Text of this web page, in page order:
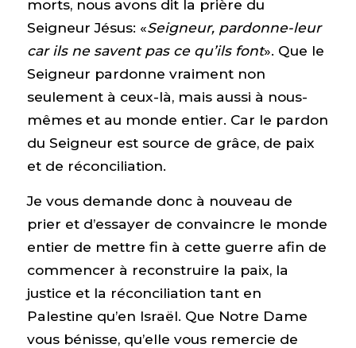
morts, nous avons dit la prière du
Seigneur Jésus: «Seigneur, pardonne-leur
car ils ne savent pas ce qu’ils font». Que le
Seigneur pardonne vraiment non
seulement à ceux-là, mais aussi à nous-
mêmes et au monde entier. Car le pardon
du Seigneur est source de grâce, de paix
et de réconciliation.
Je vous demande donc à nouveau de
prier et d’essayer de convaincre le monde
entier de mettre fin à cette guerre afin de
commencer à reconstruire la paix, la
justice et la réconciliation tant en
Palestine qu’en Israël. Que Notre Dame
vous bénisse, qu’elle vous remercie de